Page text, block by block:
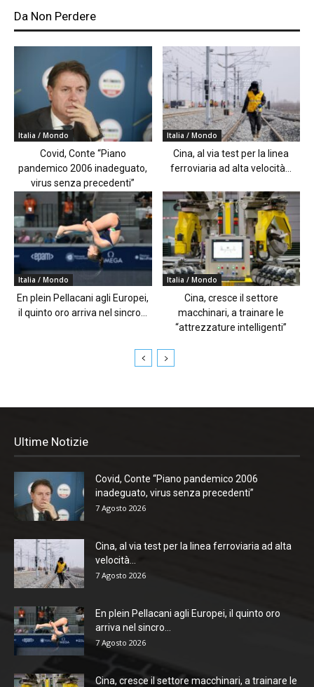
Da Non Perdere
Italia / Mondo
Covid, Conte “Piano
pandemico 2006 inadeguato,
virus senza precedenti”
Italia / Mondo
Cina, al via test per la linea
ferroviaria ad alta velocità...
Italia / Mondo
En plein Pellacani agli Europei,
il quinto oro arriva nel sincro...
Italia / Mondo
Cina, cresce il settore
macchinari, a trainare le
“attrezzature intelligenti”
Ultime Notizie
Covid, Conte “Piano pandemico 2006
inadeguato, virus senza precedenti”
7 Agosto 2026
Cina, al via test per la linea ferroviaria ad alta
velocità...
7 Agosto 2026
En plein Pellacani agli Europei, il quinto oro
arriva nel sincro...
7 Agosto 2026
Cina, cresce il settore macchinari, a trainare le